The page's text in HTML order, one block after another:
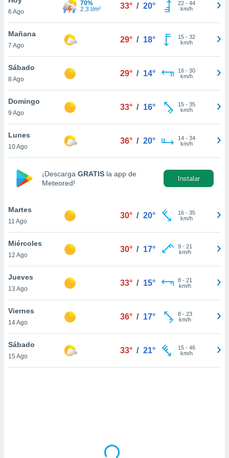
en
más
nuestra
de
aceptar
de
sitio
En
sean
el sitio
ni para
o
6 Ago
70%
2.3 l/m²
33° / 20° 22- 44
km/h
Mañana
7 Ago
29° / 18° 15- 32
km/h
Sábado
8 Ago
29° / 14° 16- 30
km/h
Domingo
9 Ago
33° / 16° 15- 35
km/h
Lunes
10 Ago
36° / 20° 14- 34
km/h
¡Descarga GRATIS la app de
Meteored!
Instalar
Martes
11 Ago
30° / 20° 16- 35
km/h
Miércoles
12 Ago
30° / 17° 9- 21
km/h
Jueves
13 Ago
33° / 15° 8- 21
km/h
Viernes
14 Ago
36° / 17° 8- 23
km/h
Sábado
15 Ago
33° / 21° 15- 46
km/h